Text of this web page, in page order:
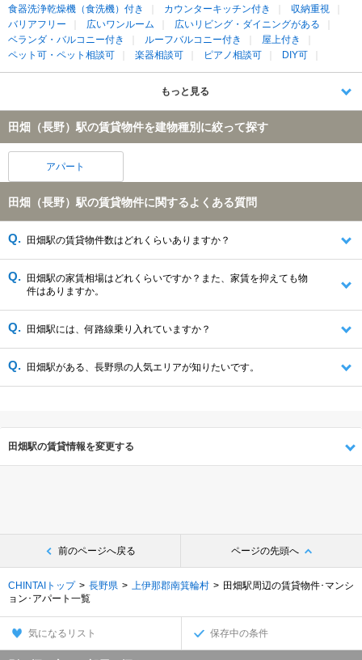
食器洗浄乾燥機（食洗機）付き
カウンターキッチン付き
収納重視
バリアフリー
広いワンルーム
広いリビング・ダイニングがある
ベランダ・バルコニー付き
ルーフバルコニー付き
屋上付き
ペット可・ペット相談可
楽器相談可 ピアノ相談可 DIY可
もっと見る
田畑（長野）駅の賃貸物件を建物種別に絞って探す
アパート
田畑（長野）駅の賃貸物件に関するよくある質問
田畑駅の賃貸物件数はどれくらいありますか？
田畑駅の家賃相場はどれくらいですか？また、家賃を抑えても物
件はありますか。
田畑駅には、何路線乗り入れていますか？
田畑駅がある、長野県の人気エリアが知りたいです。
田畑駅の賃貸情報を変更する
前のページへ戻る ページの先頭へ
CHINTAIトップ 長野県 上伊那郡南箕輪村
田畑駅周辺の賃貸物件･マンシ
ョン･アパート一覧
気になるリスト 保存中の条件